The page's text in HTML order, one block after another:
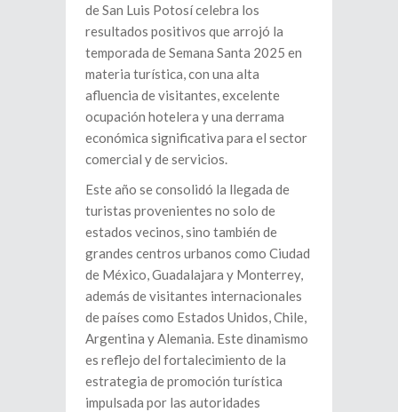
de San Luis Potosí celebra los
resultados positivos que arrojó la
temporada de Semana Santa 2025 en
materia turística, con una alta
afluencia de visitantes, excelente
ocupación hotelera y una derrama
económica significativa para el sector
comercial y de servicios.
Este año se consolidó la llegada de
turistas provenientes no solo de
estados vecinos, sino también de
grandes centros urbanos como Ciudad
de México, Guadalajara y Monterrey,
además de visitantes internacionales
de países como Estados Unidos, Chile,
Argentina y Alemania. Este dinamismo
es reflejo del fortalecimiento de la
estrategia de promoción turística
impulsada por las autoridades